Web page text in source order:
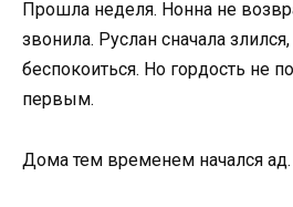
Прошла неделя. Нонна не
звонила. Руслан сначала
беспокоиться. Но гордость не
первым.
Дома тем временем начался ад.